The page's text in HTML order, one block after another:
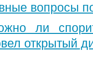
вопросы
ли
открытый